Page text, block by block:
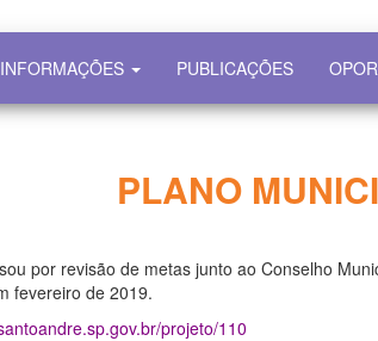
PUBLICAÇÕES
PLANO
por revisão de metas junto ao Conselho
fevereiro de 2019.
projeto/110